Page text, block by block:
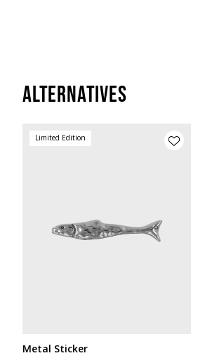
Alternatives
Limited Edition
Metal Sticker